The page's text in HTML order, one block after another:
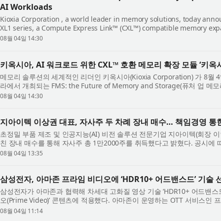
AI Workloads
Kioxia Corporation , a world leader in memory solutions, today
XL1 series, a Compute Express Link™ (CXL™) compatible memory
FMS: the Future of Memory and Storage , ...
08월 04일 14:30
키옥시아, AI 워크로드 위한 CXL™ 호환 메모리 확장 모듈 ‘키옥
메모리 솔루션의 세계적인 리더인 키옥시아(Kioxia Corporation) 가 8월
라에서 개최되는 FMS: the Future of Memory and Storage(퓨처 업 메
서 컴퓨트 익스프레스 링크™(Compute Exp...
08월 04일 14:30
지아이텍 이상권 대표, 자사주 두 차례 장내 매수… 책임경영 통
초정밀 부품 제조 및 인공지능(AI) 비전 솔루션 전문기업 지아이텍(회장
친 장내 매수를 통해 자사주 총 1만2000주를 취득했다고 밝혔다. 공시에
사주 6000주를 취득한 데 이어, 8월 ...
08월 04일 13:35
삼성전자, 아마존 프라임 비디오에 ‘HDR10+ 어드밴스드’ 기술
삼성전자가 아마존과 협력해 차세대 고화질 영상 기술 ‘HDR10+ 어드밴스
오(Prime Video)’ 콘텐츠에 적용했다. 아마존이 운영하는 OTT 서비스인
5000만 명의 구독자를 확보하고 있는 플랫폼...
08월 04일 11:14